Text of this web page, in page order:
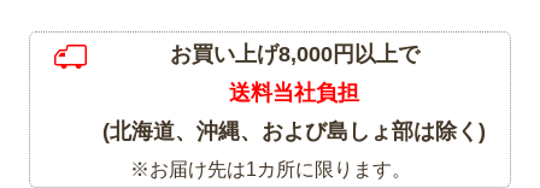
お買い上げ8,000円以上で
送料当社負担
(北海道、沖縄、および島しょ部は除く)
※お届け先は1カ所に限ります。